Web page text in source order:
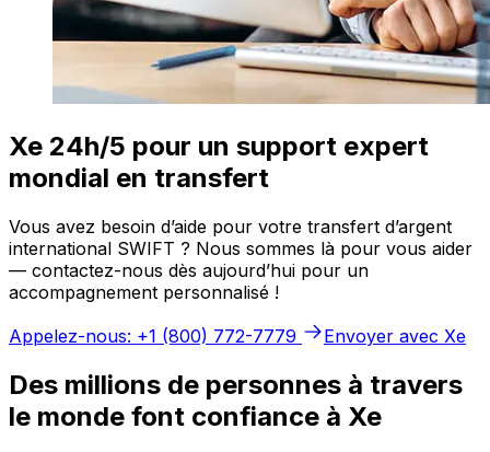
Xe 24h/5 pour un support expert
mondial en transfert
Vous avez besoin d’aide pour votre transfert d’argent
international SWIFT ? Nous sommes là pour vous aider
— contactez-nous dès aujourd’hui pour un
accompagnement personnalisé !
Appelez-nous: +1 (800) 772-7779
Envoyer avec Xe
Des millions de personnes à travers
le monde font confiance à Xe